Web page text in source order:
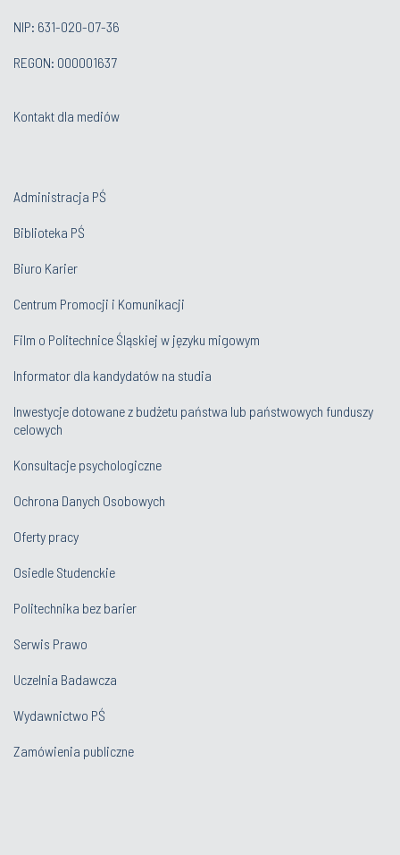
NIP: 631-020-07-36
REGON: 000001637
Kontakt dla mediów
Administracja PŚ
Biblioteka PŚ
Biuro Karier
Centrum Promocji i Komunikacji
Film o Politechnice Śląskiej w języku migowym
Informator dla kandydatów na studia
Inwestycje dotowane z budżetu państwa lub państwowych funduszy
celowych
Konsultacje psychologiczne
Ochrona Danych Osobowych
Oferty pracy
Osiedle Studenckie
Politechnika bez barier
Serwis Prawo
Uczelnia Badawcza
Wydawnictwo PŚ
Zamówienia publiczne